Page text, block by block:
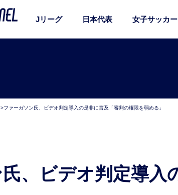
Jリーグ 日本代表 女子サッカー
>ファーガソン氏、ビデオ判定導入の是非に言及「審判の権限を弱める」